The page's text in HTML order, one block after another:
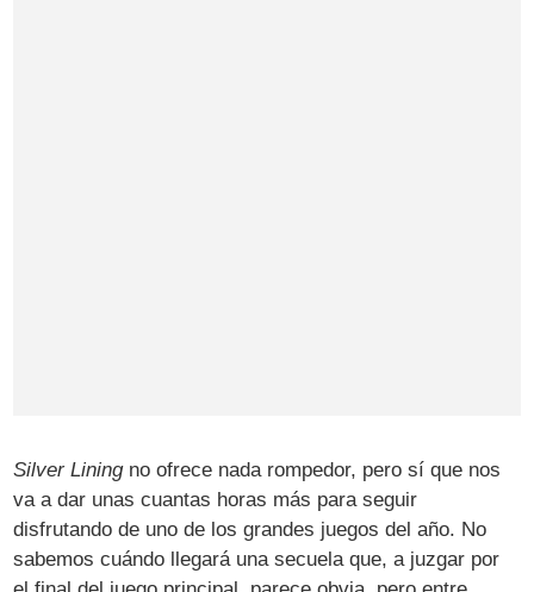
Silver Liningno ofrece nada rompedor, pero sí que nos
va a dar unas cuantas horas más para seguir
disfrutando de uno de los grandes juegos del año. No
sabemos cuándo llegará una secuela que, a juzgar por